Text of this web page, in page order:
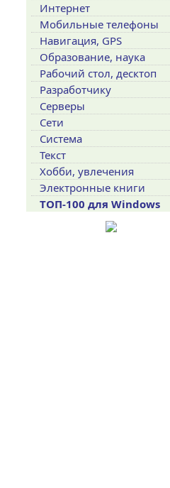
Интернет
Мобильные телефоны
Навигация, GPS
Образование, наука
Рабочий стол, десктоп
Разработчику
Серверы
Сети
Система
Текст
Хобби, увлечения
Электронные книги
ТОП-100 для Windows